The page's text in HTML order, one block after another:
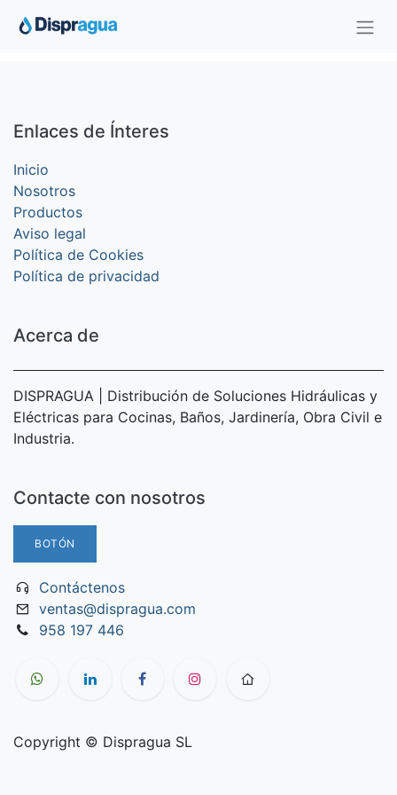
Enlaces de Ínteres
Inicio
Nosotros​
Productos
Aviso legal​
Política de Cookies
Política de privacidad
Acerca de
DISPRAGUA | Distribución de Soluciones Hidráulicas y
Eléctricas para Cocinas, Baños, Jardinería, Obra Civil e
Industria.
Contacte con nosotros
BOTÓN
Contáctenos
ventas@dispragua.com
958 197 446
Copyright © Dispragua SL